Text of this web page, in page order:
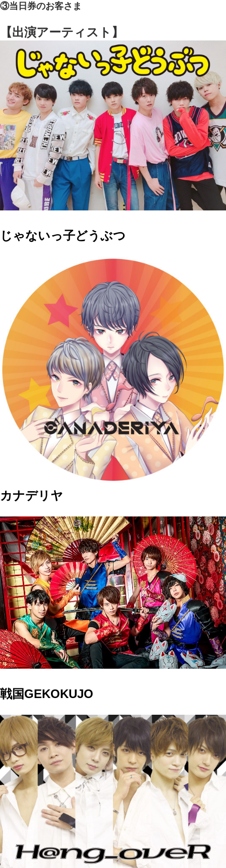
③当日券のお客さま
【出演アーティスト】
じゃないっ子どうぶつ
カナデリヤ
戦国GEKOKUJO